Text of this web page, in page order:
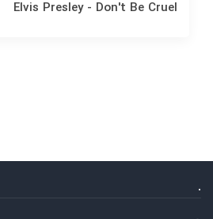
Elvis Presley - Don't Be Cruel
.